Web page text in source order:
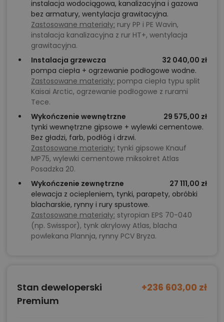
Dom, który zapewnia równowagę
między estetyką a funkcjonalnością
New House 755 G2 to projekt, który pozwala nam
mieszkać nowocześnie, ale z poszanowaniem
tradycji dobrego planowania. Jestwygodny,
ekonomiczny i harmonijny– taki, w którym po prostu
dobrze się żyje. To dom, który z biegiem lat
dostosowuje się do rytmu naszej rodziny, nie tracąc
nic ze swojego stylu.
Kupując projekt w naszym serwisie, mogą Państwo
skorzystać zbezpłatnej zgody na zmiany oraz
pakietu gratisów– od dziennika budowy po rabaty w
sklepach budowlanych. Nasz zespół architektów
doradzi, jak najlepiej dopasować układ, materiały i
technologie, by dom spełniał wszystkie oczekiwania –
zarówno dziś, jak i w przyszłości.
polecane przez architekta zmiany,
możliwości wprowadzania modyfikacji,
instalacja wodociągowa, kanalizacyjna i gazowa
bez armatury, wentylacja grawitacyjna.
Zastosowane materiały: rury PP i PE Wavin,
instalacja kanalizacyjna z rur HT+, wentylacja
grawitacyjna.
Instalacja grzewcza
32 040,00 zł
pompa ciepła + ogrzewanie podłogowe wodne.
Zastosowane materiały: pompa ciepła typu split
Kaisai Arctic, ogrzewanie podłogowe z rurami
Tece.
Wykończenie wewnętrzne
29 575,00 zł
tynki wewnętrzne gipsowe + wylewki cementowe.
Bez gładzi, farb, podłóg i drzwi.
Zastosowane materiały: tynki gipsowe Knauf
MP75, wylewki cementowe miksokret Atlas
Posadzka 20.
Wykończenie zewnętrzne
27 111,00 zł
elewacja z ociepleniem, tynki, parapety, obróbki
blacharskie, rynny i rury spustowe.
Zastosowane materiały: styropian EPS 70-040
(np. Swisspor), tynk akrylowy Atlas, blacha
powlekana Plannja, rynny PCV Bryza.
Stan deweloperski
Premium
+236 603,00 zł